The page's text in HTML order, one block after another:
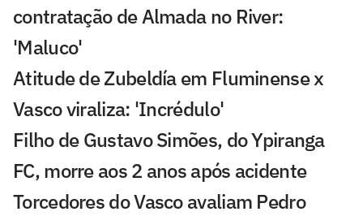
contratação de Almada no River:
'Maluco'
Atitude de Zubeldía em Fluminense x
Vasco viraliza: 'Incrédulo'
Filho de Gustavo Simões, do Ypiranga
FC, morre aos 2 anos após acidente
Torcedores do Vasco avaliam Pedro